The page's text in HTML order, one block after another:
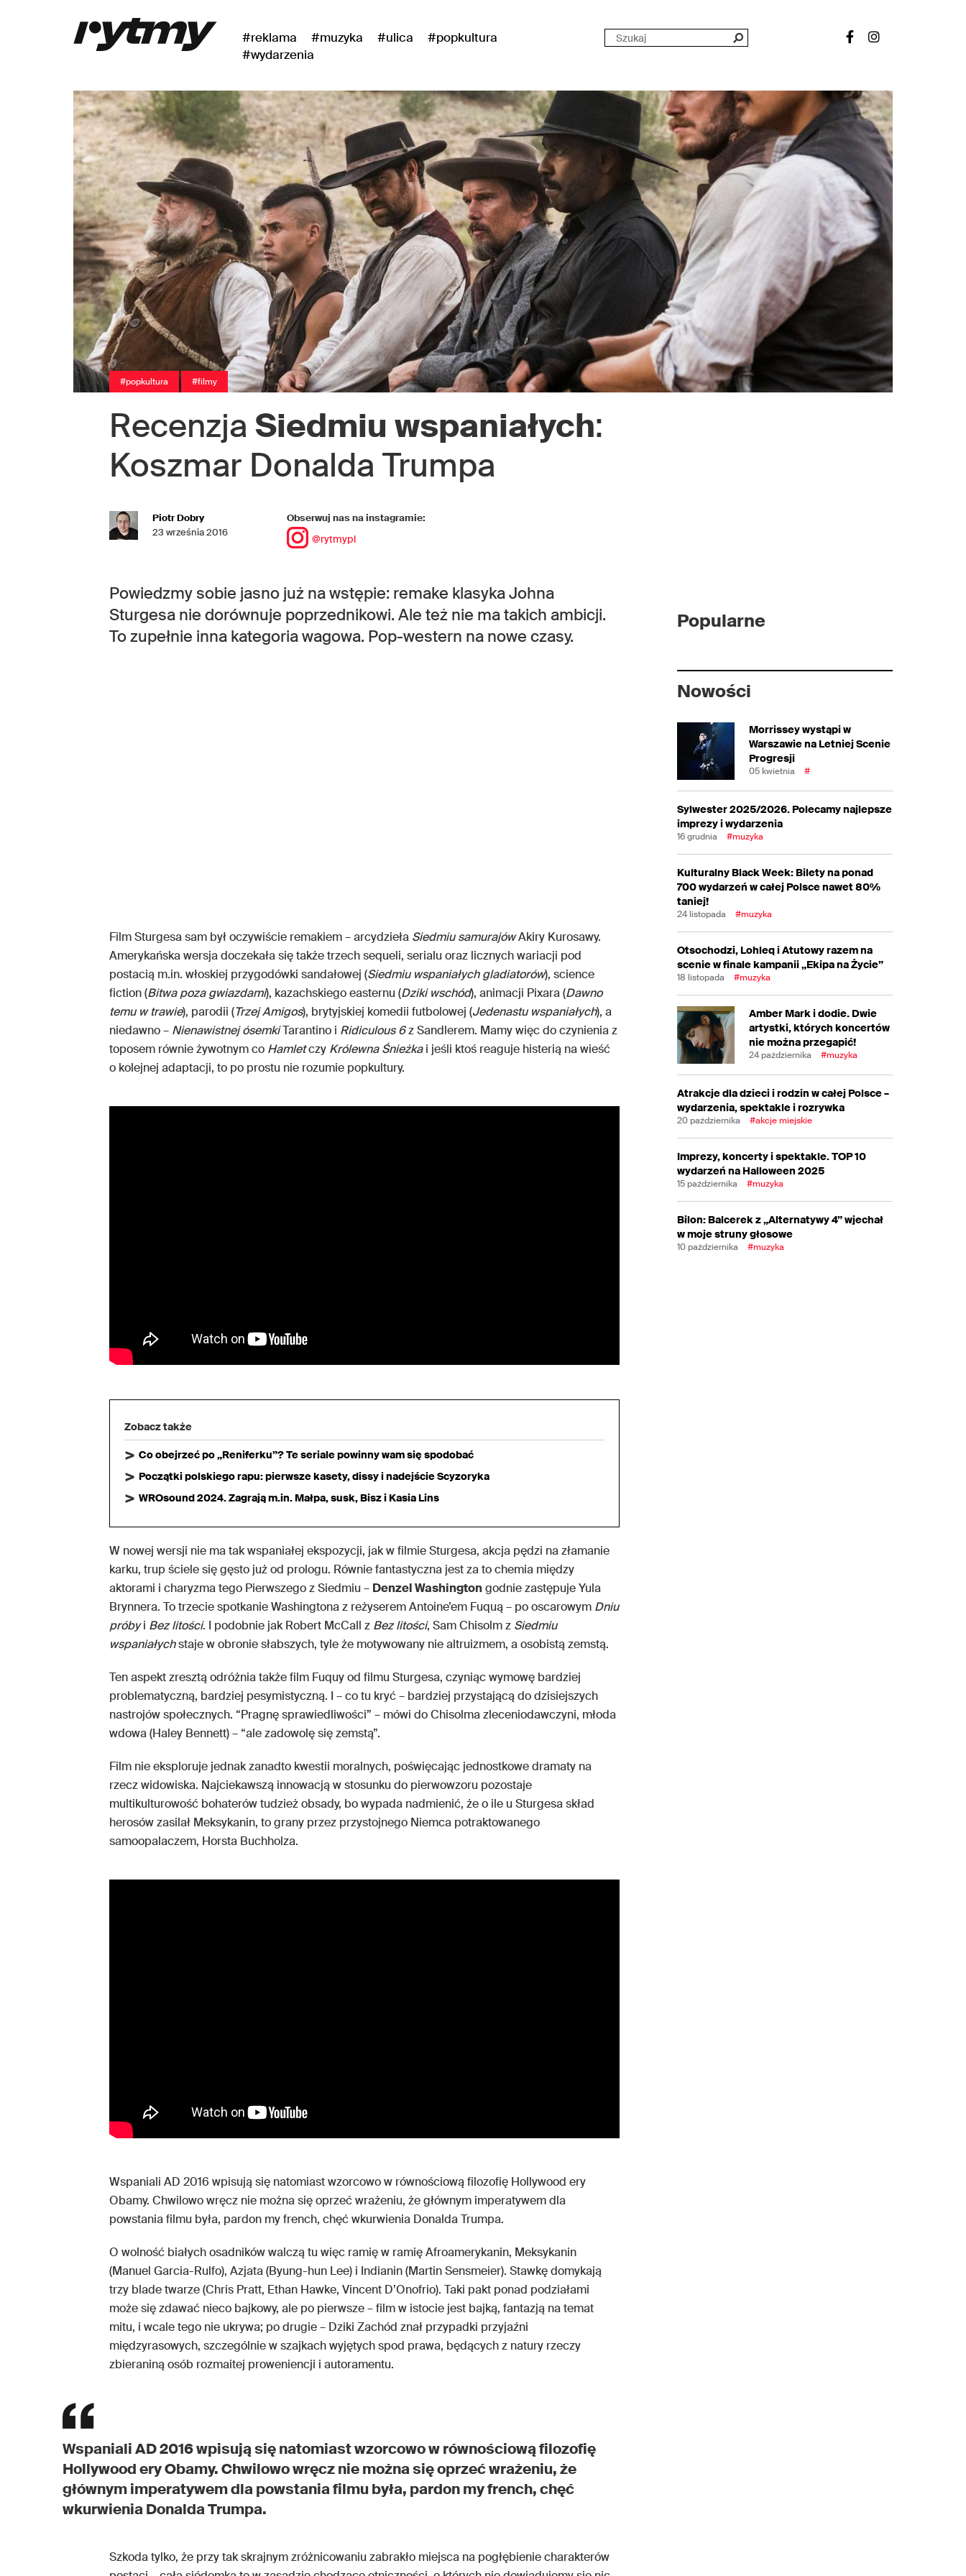
#reklama #muzyka #ulica
#popkultura
#wydarzenia
#popkultura #filmy
Recenzja Siedmiu wspaniałych:
Koszmar Donalda Trumpa
Piotr Dobry
23 września 2016
Obserwuj nas na instagramie:
@rytmypl
Powiedzmy sobie jasno już na wstępie: remake klasyka Johna
Sturgesa nie dorównuje poprzednikowi. Ale też nie ma takich ambicji.
To zupełnie inna kategoria wagowa. Pop-western na nowe czasy.
Film Sturgesa sam był oczywiście remakiem – arcydzieła Siedmiu samurajówAkiry Kurosawy.
Amerykańska wersja doczekała się także trzech sequeli, serialu oraz licznych wariacji pod
postacią m.in. włoskiej przygodówki sandałowej (Siedmiu wspaniałych gladiatorów), science
fiction (Bitwa poza gwiazdami), kazachskiego easternu (Dziki wschód), animacji Pixara (Dawno
temu w trawie), parodii (Trzej Amigos), brytyjskiej komedii futbolowej (Jedenastu wspaniałych), a
niedawno – Nienawistnej ósemkiTarantino i Ridiculous 6z Sandlerem. Mamy więc do czynienia z
toposem równie żywotnym co Hamletczy Królewna Śnieżkai jeśli ktoś reaguje histerią na wieść
o kolejnej adaptacji, to po prostu nie rozumie popkultury.
Zobacz także
Co obejrzeć po „Reniferku”? Te seriale powinny wam się spodobać
Początki polskiego rapu: pierwsze kasety, dissy i nadejście Scyzoryka
WROsound 2024. Zagrają m.in. Małpa, susk, Bisz i Kasia Lins
W nowej wersji nie ma tak wspaniałej ekspozycji, jak w filmie Sturgesa, akcja pędzi na złamanie
karku, trup ściele się gęsto już od prologu. Równie fantastyczna jest za to chemia między
aktorami i charyzma tego Pierwszego z Siedmiu – Denzel Washingtongodnie zastępuje Yula
Brynnera. To trzecie spotkanie Washingtona z reżyserem Antoine’em Fuquą – po oscarowym Dniu
próbyi Bez litości. I podobnie jak Robert McCall z Bez litości, Sam Chisolm z Siedmiu
wspaniałychstaje w obronie słabszych, tyle że motywowany nie altruizmem, a osobistą zemstą.
Ten aspekt zresztą odróżnia także film Fuquy od filmu Sturgesa, czyniąc wymowę bardziej
problematyczną, bardziej pesymistyczną. I – co tu kryć – bardziej przystającą do dzisiejszych
nastrojów społecznych. “Pragnę sprawiedliwości” – mówi do Chisolma zleceniodawczyni, młoda
wdowa (Haley Bennett) – “ale zadowolę się zemstą”.
Film nie eksploruje jednak zanadto kwestii moralnych, poświęcając jednostkowe dramaty na
rzecz widowiska. Najciekawszą innowacją w stosunku do pierwowzoru pozostaje
multikulturowość bohaterów tudzież obsady, bo wypada nadmienić, że o ile u Sturgesa skład
herosów zasilał Meksykanin, to grany przez przystojnego Niemca potraktowanego
samoopalaczem, Horsta Buchholza.
Wspaniali AD 2016 wpisują się natomiast wzorcowo w równościową filozofię Hollywood ery
Obamy. Chwilowo wręcz nie można się oprzeć wrażeniu, że głównym imperatywem dla
powstania filmu była, pardon my french, chęć wkurwienia Donalda Trumpa.
O wolność białych osadników walczą tu więc ramię w ramię Afroamerykanin, Meksykanin
(Manuel Garcia-Rulfo), Azjata (Byung-hun Lee) i Indianin (Martin Sensmeier). Stawkę domykają
trzy blade twarze (Chris Pratt, Ethan Hawke, Vincent D’Onofrio). Taki pakt ponad podziałami
może się zdawać nieco bajkowy, ale po pierwsze – film w istocie jest bajką, fantazją na temat
mitu, i wcale tego nie ukrywa; po drugie – Dziki Zachód znał przypadki przyjaźni
międzyrasowych, szczególnie w szajkach wyjętych spod prawa, będących z natury rzeczy
zbieraniną osób rozmaitej proweniencji i autoramentu.
Wspaniali AD 2016 wpisują się natomiast wzorcowo w równościową filozofię
Hollywood ery Obamy. Chwilowo wręcz nie można się oprzeć wrażeniu, że
głównym imperatywem dla powstania filmu była, pardon my french, chęć
wkurwienia Donalda Trumpa.
Szkoda tylko, że przy tak skrajnym zróżnicowaniu zabrakło miejsca na pogłębienie charakterów
Popularne
Nowości
Morrissey wystąpi w
Warszawie na Letniej Scenie
Progresji
05 kwietnia #
Sylwester 2025/2026. Polecamy najlepsze
imprezy i wydarzenia
16 grudnia #muzyka
Kulturalny Black Week: Bilety na ponad
700 wydarzeń w całej Polsce nawet 80%
taniej!
24 listopada #muzyka
Otsochodzi, Lohleq i Atutowy razem na
scenie w finale kampanii „Ekipa na Życie”
18 listopada #muzyka
Amber Mark i dodie. Dwie
artystki, których koncertów
nie można przegapić!
24 października #muzyka
Atrakcje dla dzieci i rodzin w całej Polsce –
wydarzenia, spektakle i rozrywka
20 października #akcje miejskie
Imprezy, koncerty i spektakle. TOP 10
wydarzeń na Halloween 2025
15 października #muzyka
Bilon: Balcerek z „Alternatywy 4” wjechał
w moje struny głosowe
10 października #muzyka